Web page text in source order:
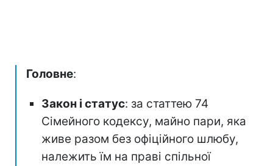
Головне:
Закон і статус: за статтею 74
Сімейного кодексу, майно пари, яка
живе разом без офіційного шлюбу,
належить їм на праві спільної